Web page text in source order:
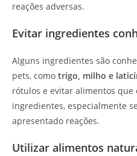
reações adversas.
Evitar ingredientes
Alguns ingredientes são
pets, como trigo, milho e
rótulos e evitar alimentos que
ingredientes, especialmente
apresentado reações.
Utilizar alimentos